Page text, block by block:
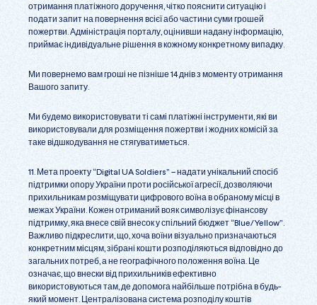
отримання платіжного доручення, чітко пояснити ситуацію і
подати запит на повернення всієї або частини суми грошей
пожертви. Адміністрація порталу, оцінивши надану інформацію,
приймає індивідуальне рішення в кожному конкретному випадку.
Ми повернемо вам гроші не пізніше 14 днів з моменту отримання
Вашого запиту.
Ми будемо використовувати ті самі платіжні інструменти, які ви
використовували для розміщення пожертви і жодних комісій за
таке відшкодування не стягуватиметься.
11. Мета проекту “Digital UA Soldiers” – надати унікальний спосіб
підтримки опору України проти російської агресії, дозволяючи
прихильникам розміщувати цифрового воїна в обраному місці в
межах України. Кожен отриманий вояк символізує фінансову
підтримку, яка внесе свій внесок у спільний бюджет “Blue/Yellow”.
Важливо підкреслити, що, хоча воїни візуально призначаються
конкретним місцям, зібрані кошти розподіляються відповідно до
загальних потреб, а не географічного положення воїна. Це
означає, що внески від прихильників ефективно
використовуються там, де допомога найбільше потрібна в будь-
який момент. Централізована система розподілу коштів